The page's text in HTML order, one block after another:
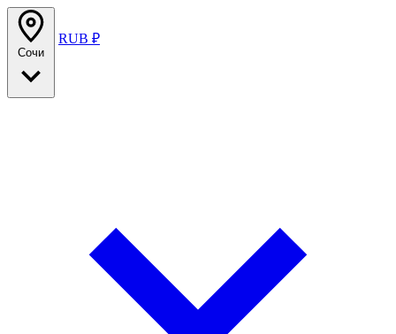
Сочи
RUB ₽